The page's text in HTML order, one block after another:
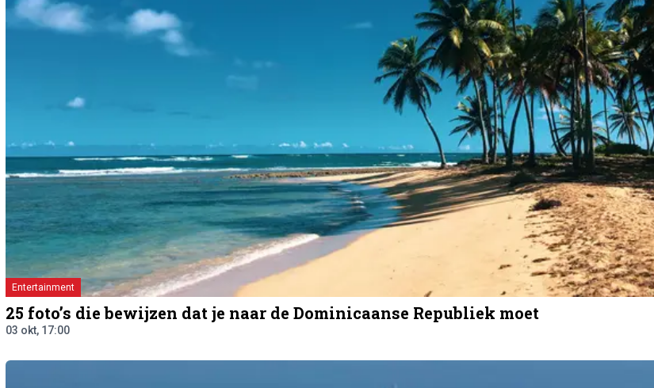
Entertainment
25 foto’s die bewijzen dat je naar de Dominicaanse Republiek moet
03 okt, 17:00